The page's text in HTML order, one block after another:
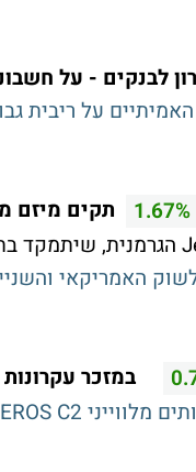
לבנקים - על
על ריבית
1.67% תקים מיזם
האמריקאי